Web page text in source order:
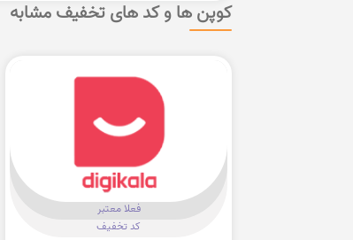
کوپن ها و کد های تخفیف مشابه
فعلا معتبر
کد تخفیف